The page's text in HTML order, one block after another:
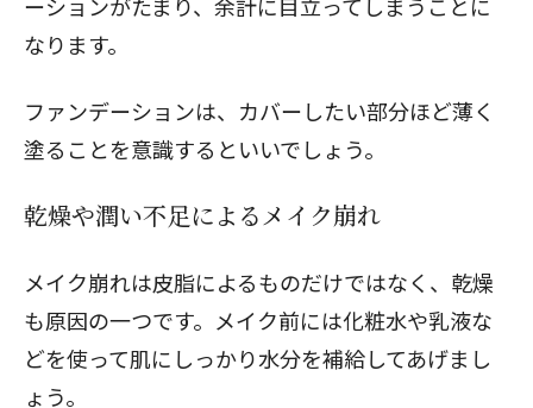
なります。
ファンデーションは、カバーしたい部分ほど薄く
塗ることを意識するといいでしょう。
乾燥や潤い不足によるメイク崩れ
メイク崩れは皮脂によるものだけではなく、乾燥
も原因の一つです。メイク前には化粧水や乳液な
どを使って肌にしっかり水分を補給してあげまし
ょう。